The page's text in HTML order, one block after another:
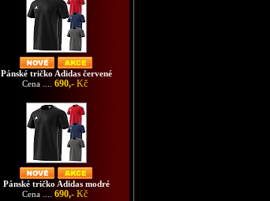
Pánské tričko Adidas červené
Cena .... 690,- Kč
Pánské tričko Adidas modré
Cena .... 690,- Kč